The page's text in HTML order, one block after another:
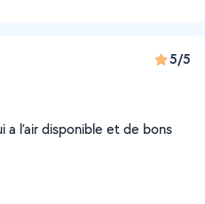
5/5
a l’air disponible et de bons